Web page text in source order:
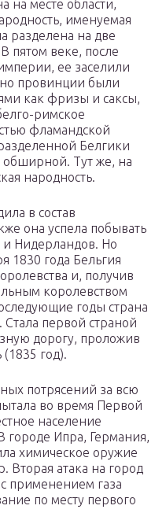
на месте области,
именуемая
разделена на две
пятом веке, после
ее заселили
провинции были
как фризы и саксы,
римское
фламандской
Белгики
обширной. Тут же, на
народность.
в состав
она успела побывать
и Нидерландов. Но
1830 года Бельгия
и, получив
королевством
годы страна
первой страной
дорогу, проложив
год).
потрясений за всю
во время Первой
население
Ипра, Германия,
химическое оружие
Вторая атака на город
применением газа
по месту первого